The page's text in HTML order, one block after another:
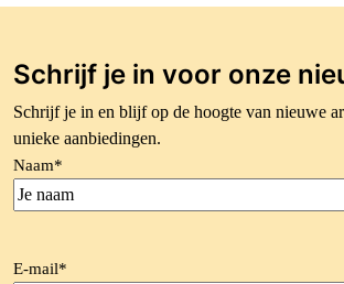
Schrijf je in voor onze
Schrijf je in en blijf op de hoogte van nieuwe
unieke aanbiedingen.
Naam*
E-mail*